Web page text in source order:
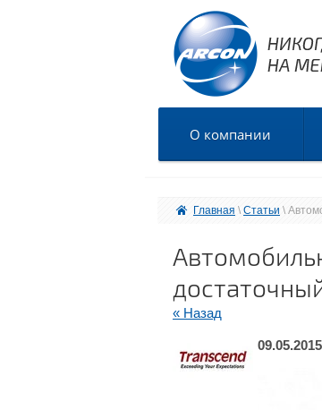
О компании
Главная \ Статьи \
« Назад